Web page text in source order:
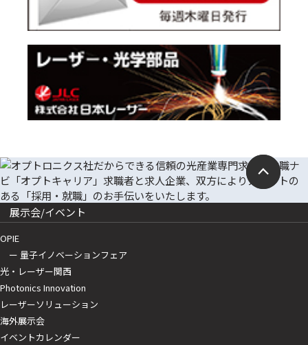
展示会/イベント
OPIE
ー 量子イノベーションフェア
光・レーザー関西
Photonics Innovation
レーザーソリューション
海外展示会
イベントカレンダー